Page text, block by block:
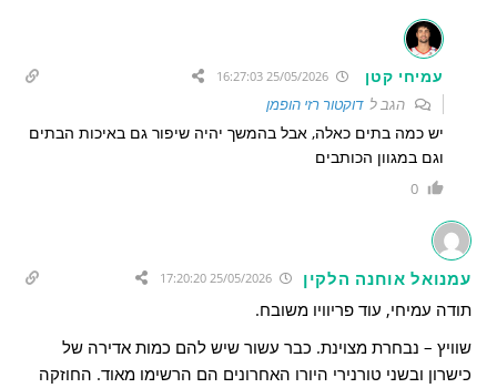
עמיחי קטן
הגב לדוקטור רזי הופמן
יש כמה בתים כאלה, אבל בהמשך יהיה שיפור גם באיכות הבתים
וגם במגוון הכותבים
0
עמנואל אוחנה הלקין 25/05/2026 17:20:20
תודה עמיחי, עוד פריוויו משובח.
שוויץ – נבחרת מצוינת. כבר עשור שיש להם כמות אדירה של
כישרון ובשני טורנירי היורו האחרונים הם הרשימו מאוד. החוזקה